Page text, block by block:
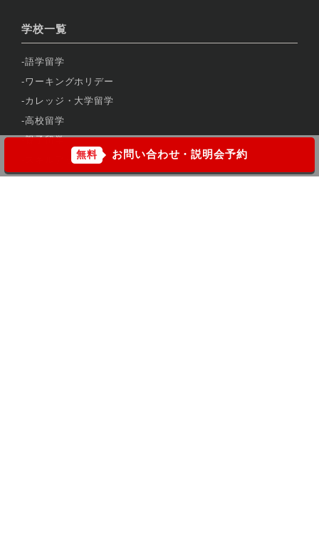
学校一覧
語学留学
ワーキングホリデー
カレッジ・大学留学
高校留学
親子留学
スキルアップ留学
無料 お問い合わせ・説明会予約